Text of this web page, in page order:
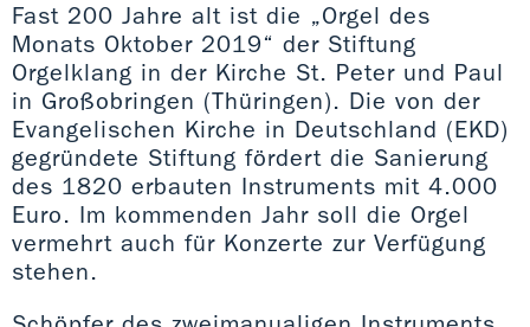
Fast 200 Jahre alt ist die „Orgel des
Monats Oktober 2019“ der Stiftung
Orgelklang in der Kirche St. Peter und Paul
in Großobringen (Thüringen). Die von der
Evangelischen Kirche in Deutschland (EKD)
gegründete Stiftung fördert die Sanierung
des 1820 erbauten Instruments mit 4.000
Euro. Im kommenden Jahr soll die Orgel
vermehrt auch für Konzerte zur Verfügung
stehen.